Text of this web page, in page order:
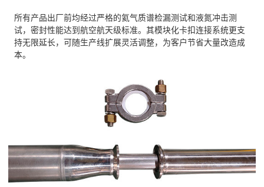
所有产品出厂前均经过严格的氦气质谱检漏测试和液氮冲击测
试，密封性能达到航空航天级标准。其模块化卡扣连接系统更支
持无限延长，可随生产线扩展灵活调整，为客户节省大量改造成
本。